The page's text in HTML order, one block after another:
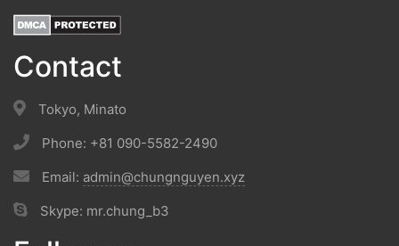
Contact
Tokyo, Minato
Phone: +81 090-5582-2490
Email: admin@chungnguyen.xyz
Skype: mr.chung_b3